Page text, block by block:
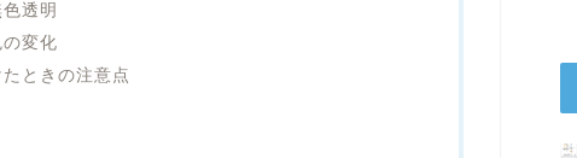
透明
変化
ときの注意点